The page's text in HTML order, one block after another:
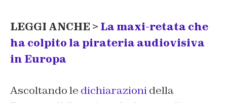
LEGGI ANCHE > La maxi-retata che
ha colpito la pirateria audiovisiva
in Europa
Ascoltando le dichiarazionidella